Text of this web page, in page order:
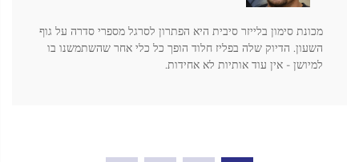
מכונת סימון בלייזר סיבית היא הפתרון לסרגל מספרי סדרה על גוף
השעון. הדיוק שלה בפליז חלוד הופך כל כלי אחר שהשתמשנו בו
למיושן - אין עוד אותיות לא אחידות.